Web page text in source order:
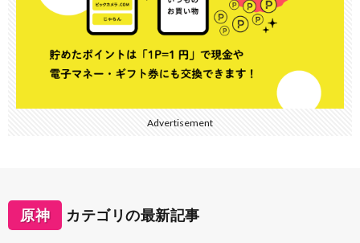
Advertisement
原神 カテゴリの最新記事